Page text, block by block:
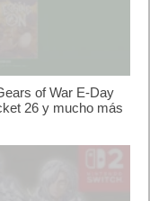
of War E-Day
26 y mucho más